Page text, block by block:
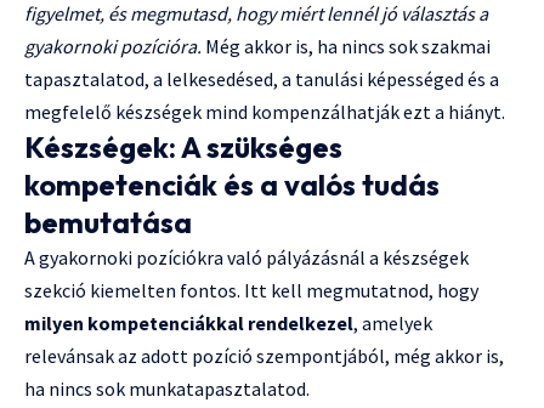
figyelmet, és megmutasd, hogy miért lennél jó választás a
gyakornoki pozícióra. Még akkor is, ha nincs sok szakmai
tapasztalatod, a lelkesedésed, a tanulási képességed és a
megfelelő készségek mind kompenzálhatják ezt a hiányt.
Készségek: A szükséges
kompetenciák és a valós tudás
bemutatása
A gyakornoki pozíciókra való pályázásnál a készségek
szekció kiemelten fontos. Itt kell megmutatnod, hogy
milyen kompetenciákkal rendelkezel, amelyek
relevánsak az adott pozíció szempontjából, még akkor is,
ha nincs sok munkatapasztalatod.